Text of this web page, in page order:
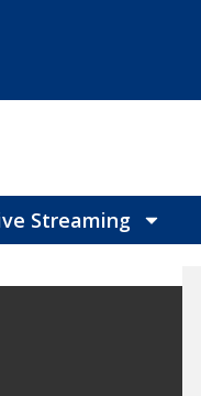
Streaming